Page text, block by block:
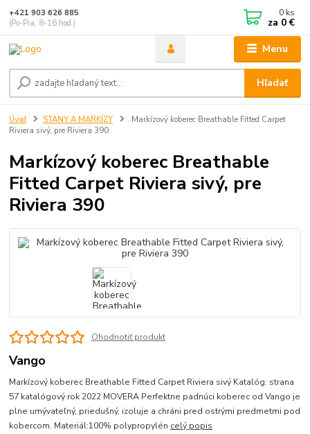
Menu
Hľadať
+421 903 626 885
(Po-Pia, 8-16 hod.)
0 ks
za 0 €
Úvod STANY A MARKÍZY
Markízový koberec Breathable Fitted Carpet
Riviera sivý, pre Riviera 390
Markízový koberec Breathable
Fitted Carpet Riviera sivý, pre
Riviera 390
Ohodnotiť produkt
Vango
Markízový koberec Breathable Fitted Carpet Riviera sivý Katalóg: strana
57 katalógový rok 2022 MOVERA Perfektne padnúci koberec od Vango je
plne umývateľný, priedušný, izoluje a chráni pred ostrými predmetmi pod
kobercom. Materiál:100% polypropylén celý popis